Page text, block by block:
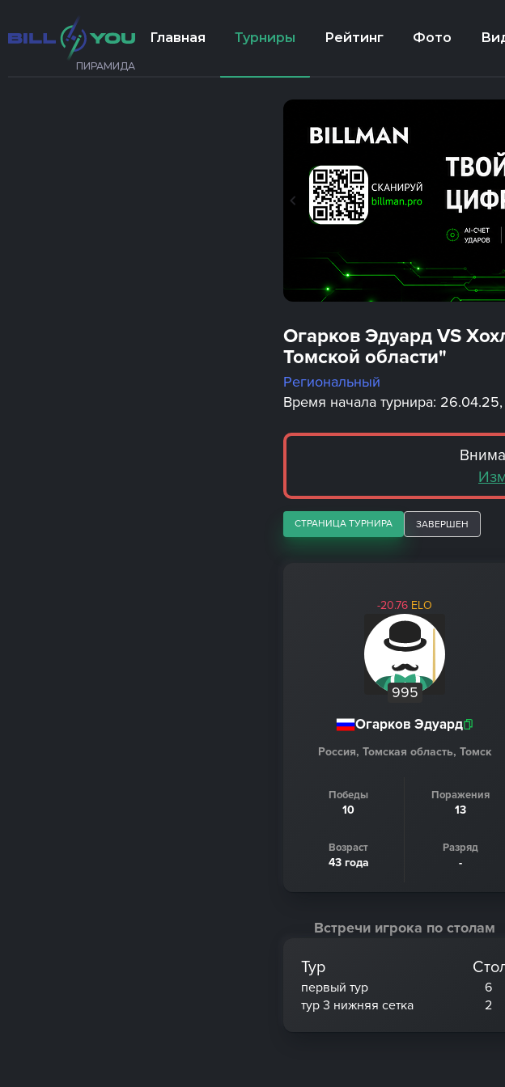
ПИРАМИДА
Главная Турниры Рейтинг Фото
Огарков Эдуард VS
Томской области"
Региональный
Время начала турнира:
СТРАНИЦА ТУРНИРА ЗАВЕРШЕН
-20.76 ELO
995
Огарков Эдуард
Россия, Томская область, Томск
Победы
10
Поражения
13
Возраст
43 года
Разряд
-
Встречи игрока по столам
Тур
первый тур
6
тур 3 нижняя сетка
2